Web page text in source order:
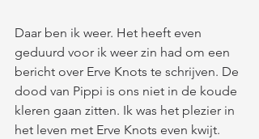
Daar ben ik weer. Het heeft even
geduurd voor ik weer zin had om een
bericht over Erve Knots te schrijven. De
dood van Pippi is ons niet in de koude
kleren gaan zitten. Ik was het plezier in
het leven met Erve Knots even kwijt.